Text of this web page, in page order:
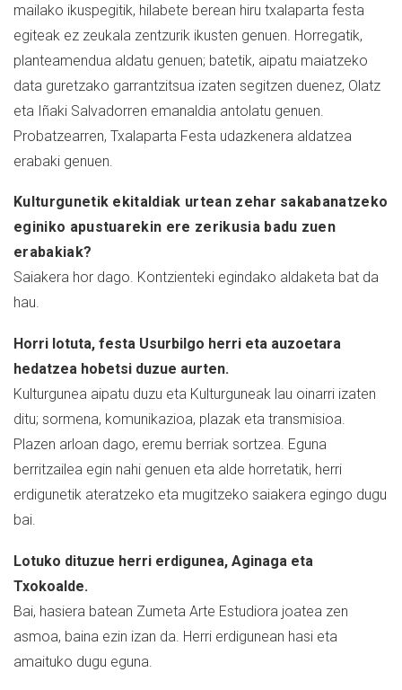
mailako ikuspegitik, hilabete berean hiru txalaparta festa
egiteak ez zeukala zentzurik ikusten genuen. Horregatik,
planteamendua aldatu genuen; batetik, aipatu maiatzeko
data guretzako garrantzitsua izaten segitzen duenez, Olatz
eta Iñaki Salvadorren emanaldia antolatu genuen.
Probatzearren, Txalaparta Festa udazkenera aldatzea
erabaki genuen.
Kulturgunetik ekitaldiak urtean zehar sakabanatzeko
eginiko apustuarekin ere zerikusia badu zuen
erabakiak?
Saiakera hor dago. Kontzienteki egindako aldaketa bat da
hau.
Horri lotuta, festa Usurbilgo herri eta auzoetara
hedatzea hobetsi duzue aurten.
Kulturgunea aipatu duzu eta Kulturguneak lau oinarri izaten
ditu; sormena, komunikazioa, plazak eta transmisioa.
Plazen arloan dago, eremu berriak sortzea. Eguna
berritzailea egin nahi genuen eta alde horretatik, herri
erdigunetik ateratzeko eta mugitzeko saiakera egingo dugu
bai.
Lotuko dituzue herri erdigunea, Aginaga eta
Txokoalde.
Bai, hasiera batean Zumeta Arte Estudiora joatea zen
asmoa, baina ezin izan da. Herri erdigunean hasi eta
amaituko dugu eguna.